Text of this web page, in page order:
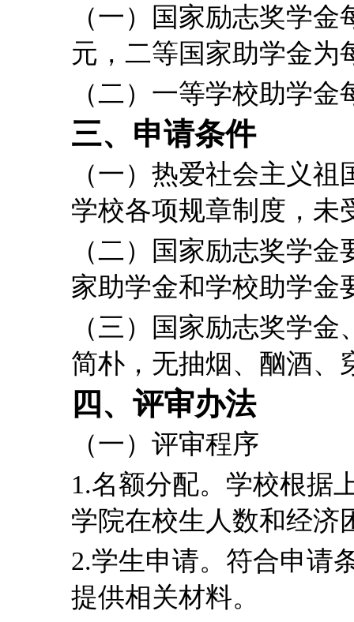
（一）国家励志奖学金
元，二等国家助学金为
（二）一等学校助学金
三、申请条件
（一）热爱社会主义
学校各项规章制度，未
（二）国家励志奖学
家助学金和学校助学金
（三）国家励志奖学
简朴，无抽烟、酗酒、
四、评审办法
（一）评审程序
1.名额分配。学校根据
学院在校生人数和经济
2.学生申请。符合申请
提供相关材料。